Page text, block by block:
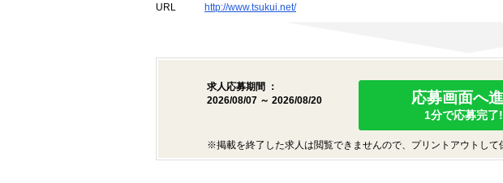
URL
http://www.tsukui.net/
求人応募期間 ：
2026/08/07 ～ 2026/08/20
応募画面へ
1分で応募完了
※掲載を終了した求人は閲覧できませんので、プリントアウトして